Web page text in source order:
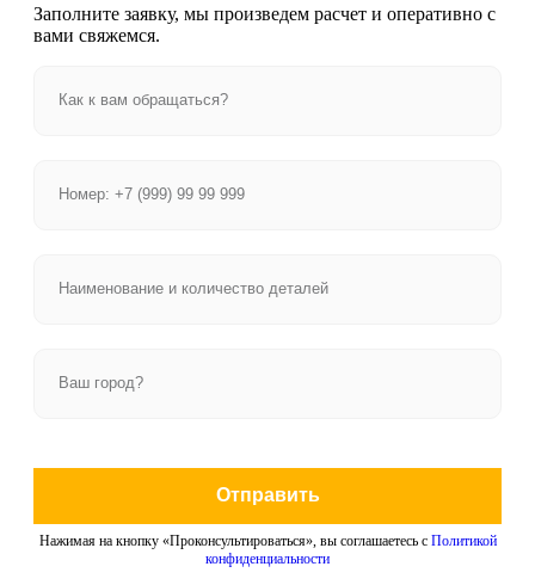
Заполните заявку, мы произведем расчет и оперативно с
вами свяжемся.
Отправить
Нажимая на кнопку «Проконсультироваться», вы соглашаетесь с Политикой
конфиденциальности